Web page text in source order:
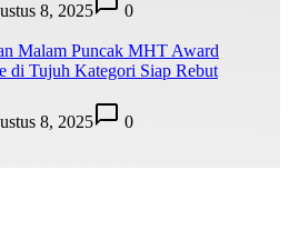
8, 2025
0
Malam Puncak MHT Award
di Tujuh Kategori Siap Rebut
8, 2025 0